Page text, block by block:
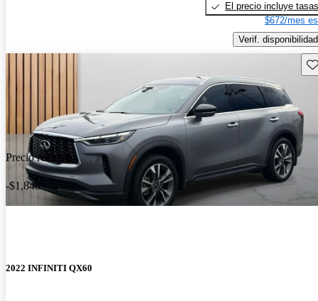
El precio incluye tasas
$672/mes
Verif. disponibilidad
Precio reducido
-$1,848
2022 INFINITI QX60